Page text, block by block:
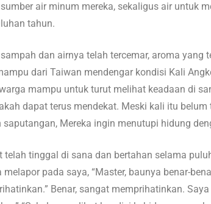
air minum mereka, sekaligus air untuk
tahun.
dan airnya telah tercemar, aroma
dari Taiwan mendengar kondisi Kali
mampu untuk turut melihat keadaan di
dapat terus mendekat. Meski kali itu
Mereka ingin menutupi hidung
telah tinggal di sana dan bertahan selama
melapor pada saya, “Master, baunya benar-
Benar, sangat memprihatinkan.